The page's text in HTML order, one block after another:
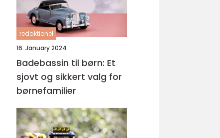
redaktionel
16. January 2024
Badebassin til børn: Et
sjovt og sikkert valg for
børnefamilier